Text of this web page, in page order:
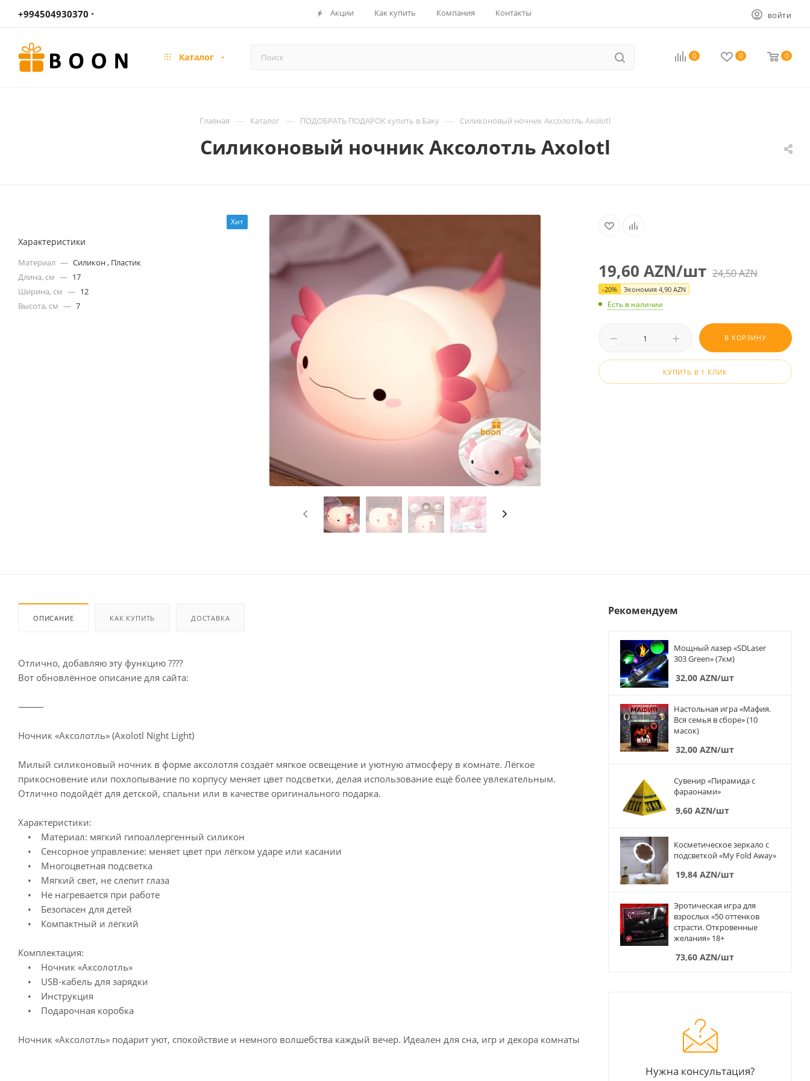
+994504930370 Акции Как купить Компания Контакты ВОЙТИ
Каталог 0 0 0
Главная — Каталог — ПОДОБРАТЬ ПОДАРОК купить в Баку — Силиконовый ночник Аксолотль Axolotl
Силиконовый ночник Аксолотль Axolotl
Хит
Характеристики
Материал — Силикон , Пластик
Длина, см — 17
Ширина, см — 12
Высота, см — 7
19,60 AZN/шт 24,50AZN
-20% Экономия 4,90 AZN
Есть в наличии
В КОРЗИНУ
КУПИТЬ В 1 КЛИК
ОПИСАНИЕ КАК КУПИТЬ ДОСТАВКА
Отлично, добавляю эту функцию ????
Вот обновлённое описание для сайта:
⸻
Ночник «Аксолотль» (Axolotl Night Light)
Милый силиконовый ночник в форме аксолотля создаёт мягкое освещение и уютную атмосферу в комнате. Лёгкое
прикосновение или похлопывание по корпусу меняет цвет подсветки, делая использование ещё более увлекательным.
Отлично подойдёт для детской, спальни или в качестве оригинального подарка.
Характеристики:
• Материал: мягкий гипоаллергенный силикон
• Сенсорное управление: меняет цвет при лёгком ударе или касании
• Многоцветная подсветка
• Мягкий свет, не слепит глаза
• Не нагревается при работе
• Безопасен для детей
• Компактный и лёгкий
Комплектация:
• Ночник «Аксолотль»
• USB-кабель для зарядки
• Инструкция
• Подарочная коробка
Ночник «Аксолотль» подарит уют, спокойствие и немного волшебства каждый вечер. Идеален для сна, игр и декора комнаты
Рекомендуем
Мощный лазер «SDLaser
303 Green» (7км)
32,00 AZN/шт
Настольная игра «Мафия.
Вся семья в сборе» (10
масок)
32,00 AZN/шт
Сувенир «Пирамида с
фараонами»
9,60 AZN/шт
Косметическое зеркало с
подсветкой «My Fold Away»
19,84 AZN/шт
Эротическая игра для
взрослых «50 оттенков
страсти. Откровенные
желания» 18+
73,60 AZN/шт
Нужна консультация?